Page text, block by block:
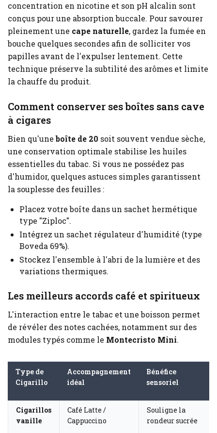
concentration en nicotine et son pH alcalin sont
conçus pour une absorption buccale. Pour savourer
pleinement une cape naturelle, gardez la fumée en
bouche quelques secondes afin de solliciter vos
papilles avant de l'expulser lentement. Cette
technique préserve la subtilité des arômes et limite
la chauffe du produit.
Comment conserver ses boîtes sans cave
à cigares
Bien qu'uneboîte de 20 soit souvent vendue sèche,
une conservation optimale stabilise les huiles
essentielles du tabac. Si vous ne possédez pas
d'humidor, quelques astuces simples garantissent
la souplesse des feuilles :
Placez votre boîte dans un sachet hermétique
type "Ziploc".
Intégrez un sachet régulateur d'humidité (type
Boveda 69%).
Stockez l'ensemble à l'abri de la lumière et des
variations thermiques.
Les meilleurs accords café et spiritueux
L'interaction entre le tabac et une boisson permet
de révéler des notes cachées, notamment sur des
modules typés comme le Montecristo Mini.
Type de
Cigarillo
Accompagnement
idéal
Bénéfice
sensoriel
Cigarillos
vanille
Café Latte /
Cappuccino
Souligne la
rondeur sucrée